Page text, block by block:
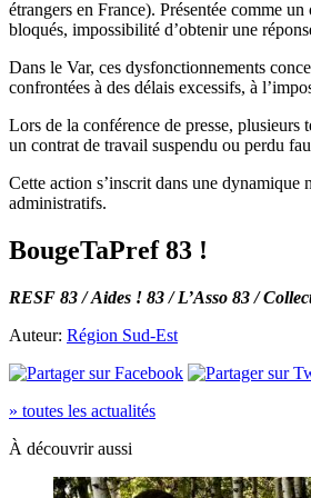
étrangers en France). Présentée comme
bloqués, impossibilité d’obtenir une
Dans le Var, ces dysfonctionnements
confrontées à des délais excessifs, à
Lors de la conférence de presse, plusieurs
un contrat de travail suspendu ou perdu
Cette action s’inscrit dans une
administratifs.
BougeTaPref 83 !
RESF 83 / Aides ! 83 / L’Asso 83 /
Auteur: Région Sud-Est
» toutes les actualités
À découvrir aussi